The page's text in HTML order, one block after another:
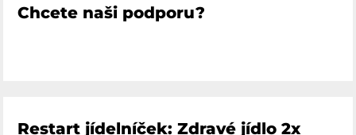
Chcete naši podporu?
Restart jídelníček: Zdravé jídlo 2x